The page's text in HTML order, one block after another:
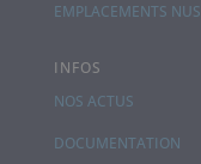
EMPLACEMENTS NUS
INFOS
NOS ACTUS
DOCUMENTATION